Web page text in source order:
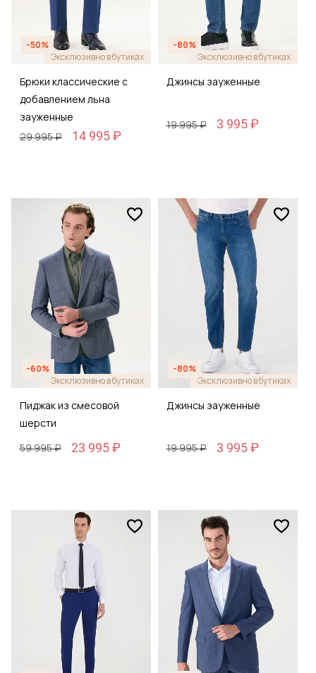
-50%
Эксклюзивно в бутиках
Брюки классические с
добавлением льна
зауженные
29 995 ₽
14 995 ₽
-80%
Эксклюзивно в бутиках
Джинсы зауженные
19 995 ₽ 3 995 ₽
-60%
Эксклюзивно в бутиках
Пиджак из смесовой
шерсти
59 995 ₽
23 995 ₽
-80%
Эксклюзивно в бутиках
Джинсы зауженные
19 995 ₽ 3 995 ₽